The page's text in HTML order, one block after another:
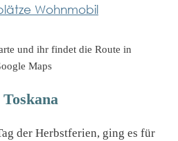
und ihr findet die Route in
Maps
der Herbstferien, ging es für